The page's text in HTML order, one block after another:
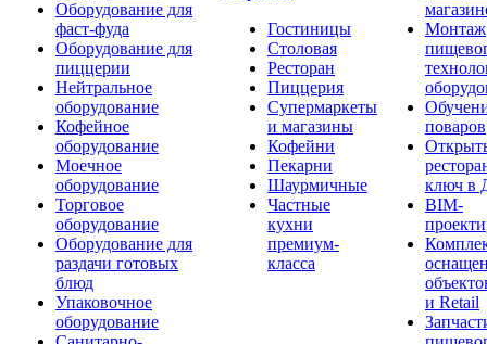
Оборудование для
фаст-фуда
Оборудование для
пиццерии
Нейтральное
оборудование
Кофейное
оборудование
Моечное
оборудование
Торговое
оборудование
Оборудование для
раздачи готовых
блюд
Упаковочное
оборудование
Гостиницы
Столовая
Ресторан
Пиццерия
Супермаркеты
и магазины
Кофейни
Пекарни
Шаурмичные
Частные
кухни
премиум-
класса
Монтаж
поваров
ключ в
BIM-
и Retail